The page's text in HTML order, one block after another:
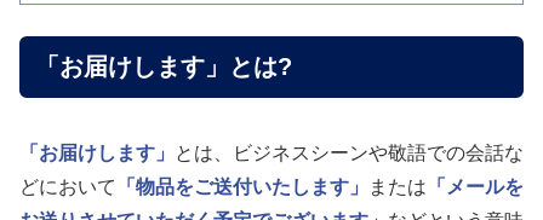
「お届けします」とは?
「お届けします」
とは、ビジネスシーンや敬語での会話な
どにおいて
「物品をご送付いたします」 または 「メールを